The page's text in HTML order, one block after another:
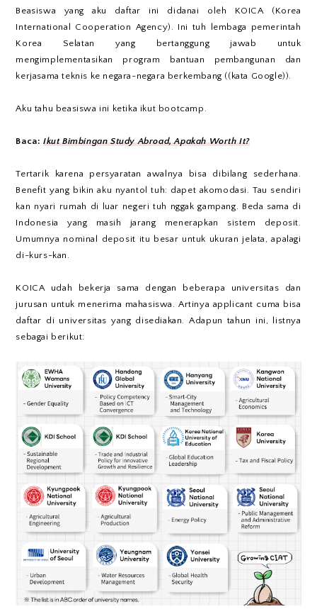
Beasiswa yang aku daftar ini didanai oleh KOICA (Korea
International Cooperation Agency). Ini tuh lembaga pemerintah
Korea Selatan yang bertanggung jawab untuk
mengimplementasikan program bantuan pembangunan dan
kerjasama teknis ke negara-negara berkembang ((kata Google)).
Aku tahu beasiswa ini ketika ikut bootcamp.
Baca:Ikut Bimbingan Study Abroad, Apakah Worth It?
Tertarik karena persyaratan awalnya bisa dibilang sederhana.
Benefit yang bikin aku nyantol tuh: dapet akomodasi. Tau sendiri
kan nyari rumah di luar negeri tuh nggak gampang. Beda sama di
Indonesia yang masih jarang menerapkan sistem deposit.
Umumnya nominal deposit itu besar untuk ukuran jelata, apalagi
di-kurs-kan.
KOICA udah bekerja sama dengan beberapa universitas dan
jurusan untuk menerima mahasiswa. Artinya applicant cuma bisa
daftar di universitas yang disediakan. Adapun tahun ini, listnya
sebagai berikut: